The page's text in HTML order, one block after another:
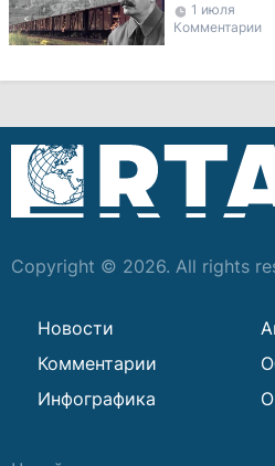
1 июля
Комментарии
Copyright © 2026. All rights
Новости
Комментарии
Инфографика